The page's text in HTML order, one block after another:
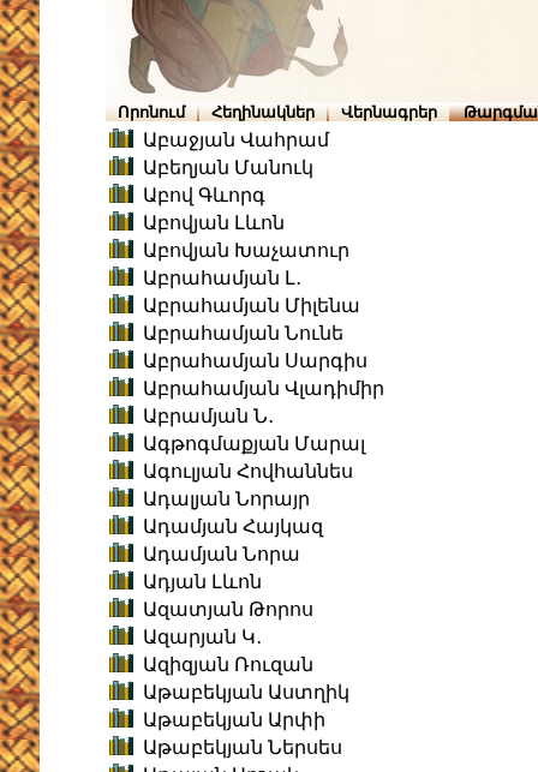
Որոնում Հեղինակներ Վերնագրեր
Աբաջյան Վահրամ
Աբեղյան Մանուկ
Աբով Գևորգ
Աբովյան Լևոն
Աբովյան Խաչատուր
Աբրահամյան Լ․
Աբրահամյան Միլենա
Աբրահամյան Նունե
Աբրահամյան Սարգիս
Աբրահամյան Վլադիմիր
Աբրամյան Ն․
Ագթոգմաքյան Մարալ
Ագուլյան Հովհաննես
Ադալյան Նորայր
Ադամյան Հայկազ
Ադամյան Նորա
Ադյան Լևոն
Ազատյան Թորոս
Ազարյան Կ․
Ազիզյան Ռուզան
Աթաբեկյան Աստղիկ
Աթաբեկյան Արփի
Աթաբեկյան Ներսես